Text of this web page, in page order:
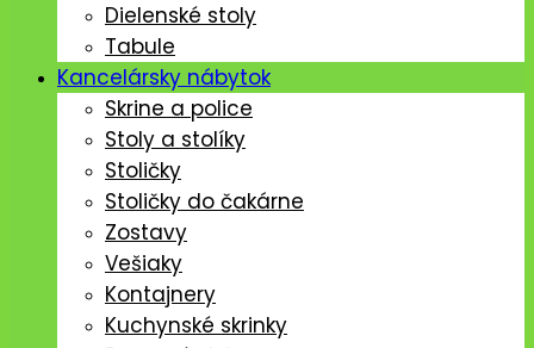
Dielenské stoly
Tabule
Kancelársky nábytok
Skrine a police
Stoly a stolíky
Stoličky
Stoličky do čakárne
Zostavy
Vešiaky
Kontajnery
Kuchynské skrinky